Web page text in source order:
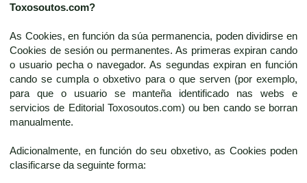
Toxosoutos.com?
As Cookies, en función da súa permanencia, poden dividirse en
Cookies de sesión ou permanentes. As primeras expiran cando
o usuario pecha o navegador. As segundas expiran en función
cando se cumpla o obxetivo para o que serven (por exemplo,
para que o usuario se manteña identificado nas webs e
servicios de Editorial Toxosoutos.com) ou ben cando se borran
manualmente.
Adicionalmente, en función do seu obxetivo, as Cookies poden
clasificarse da seguinte forma: